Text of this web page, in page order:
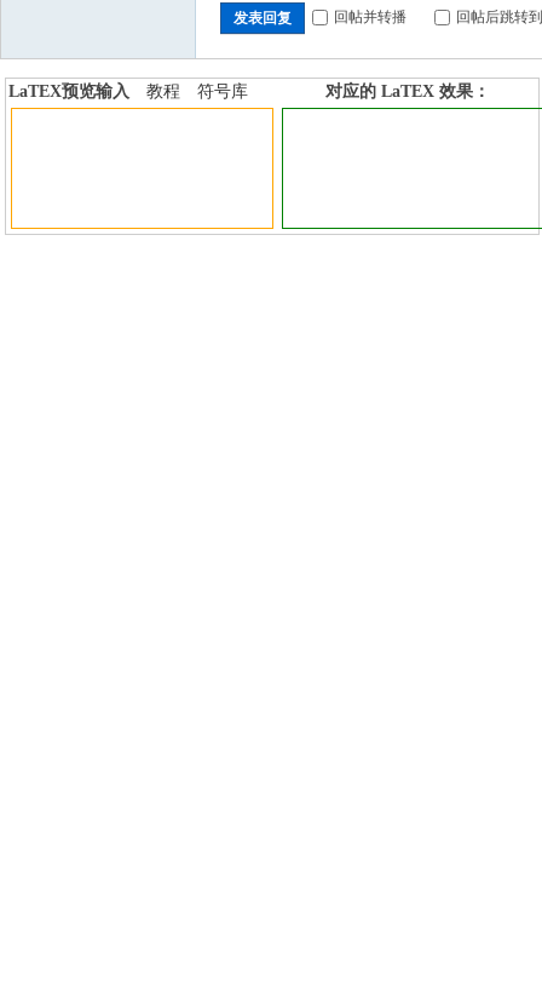
发表回复 回帖并转播 回帖后跳转
LaTEX预览输入 教程
符号库
对应的 LaTEX 效果：